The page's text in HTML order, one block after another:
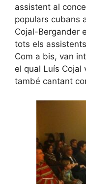
assistent al
populars cubans
Cojal-Bergander
tots els
Com a bis, van
el qual Luís Cojal
també cantant